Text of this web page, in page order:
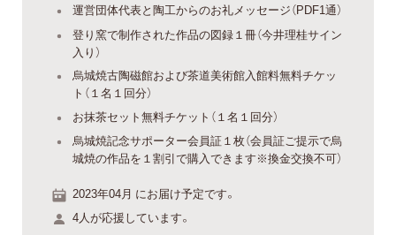
運営団体代表と陶工からのお礼メッセージ（PDF1通）
登り窯で制作された作品の図録１冊（今井理桂サイン
入り）
烏城焼古陶磁館および茶道美術館入館料無料チケッ
ト（１名１回分）
お抹茶セット無料チケット（１名１回分）
烏城焼記念サポーター会員証１枚（会員証ご提示で烏
城焼の作品を１割引で購入できます※換金交換不可）
2023年04月 にお届け予定です。
4人が応援しています。